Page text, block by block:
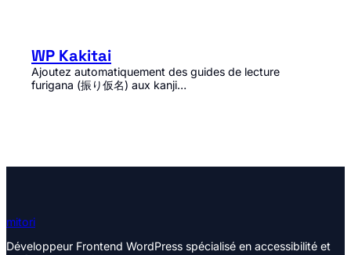
WP Kakitai
Ajoutez automatiquement des guides de lecture
furigana (振り仮名) aux kanji…
mitori
Développeur Frontend WordPress spécialisé en accessibilité et